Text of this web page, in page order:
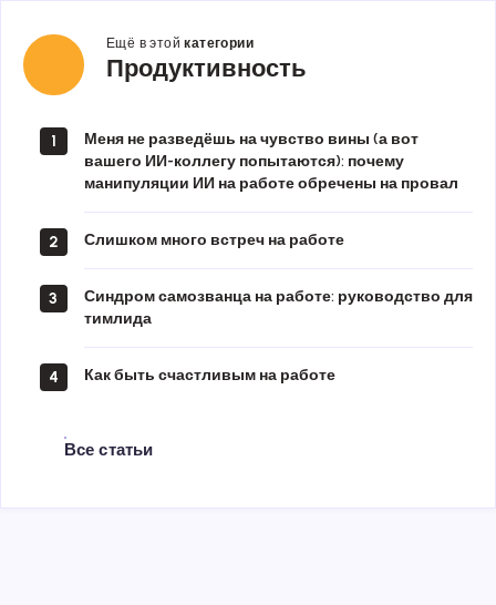
Ещё в этойкатегории
Продуктивность
Продуктивность
1
Меня не разведёшь на чувство вины (а вот
вашего ИИ-коллегу попытаются): почему
манипуляции ИИ на работе обречены на провал
2 Слишком много встреч на работе
3
Синдром самозванца на работе: руководство для
тимлида
4 Как быть счастливым на работе
Все статьи